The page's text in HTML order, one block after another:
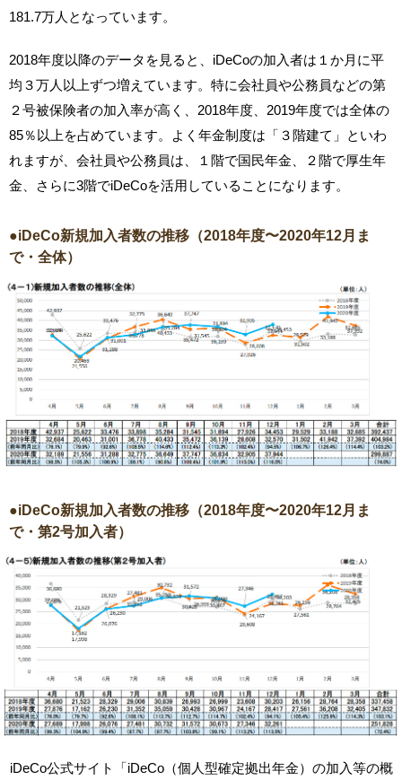
181.7万人となっています。
2018年度以降のデータを見ると、iDeCoの加入者は１か月に平
均３万人以上ずつ増えています。特に会社員や公務員などの第
２号被保険者の加入率が高く、2018年度、2019年度では全体の
85％以上を占めています。よく年金制度は「３階建て」といわ
れますが、会社員や公務員は、１階で国民年金、２階で厚生年
金、さらに3階でiDeCoを活用していることになります。
●iDeCo新規加入者数の推移（2018年度〜2020年12月ま
で・全体）
●iDeCo新規加入者数の推移（2018年度〜2020年12月ま
で・第2号加入者）
iDeCo公式サイト「iDeCo（個人型確定拠出年金）の加入等の概